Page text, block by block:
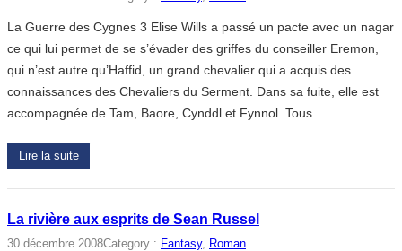
La Guerre des Cygnes 3 Elise Wills a passé un pacte avec un nagar
ce qui lui permet de se s’évader des griffes du conseiller Eremon,
qui n’est autre qu’Haffid, un grand chevalier qui a acquis des
connaissances des Chevaliers du Serment. Dans sa fuite, elle est
accompagnée de Tam, Baore, Cynddl et Fynnol. Tous…
Lire la suite
La rivière aux esprits de Sean Russel
30 décembre 2008Category : Fantasy, Roman